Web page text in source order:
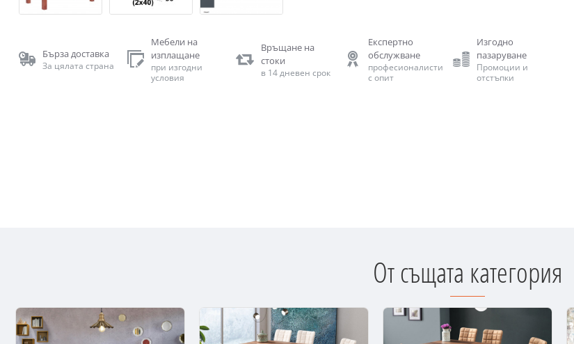
Бърза доставка
За цялата страна
Мебели на
изплащане
при изгодни
условия
Връщане на
стоки
в 14 дневен срок
Експертно
обслужване
професионалисти
с опит
Изгодно
пазаруване
Промоции и
отстъпки
От същата категория